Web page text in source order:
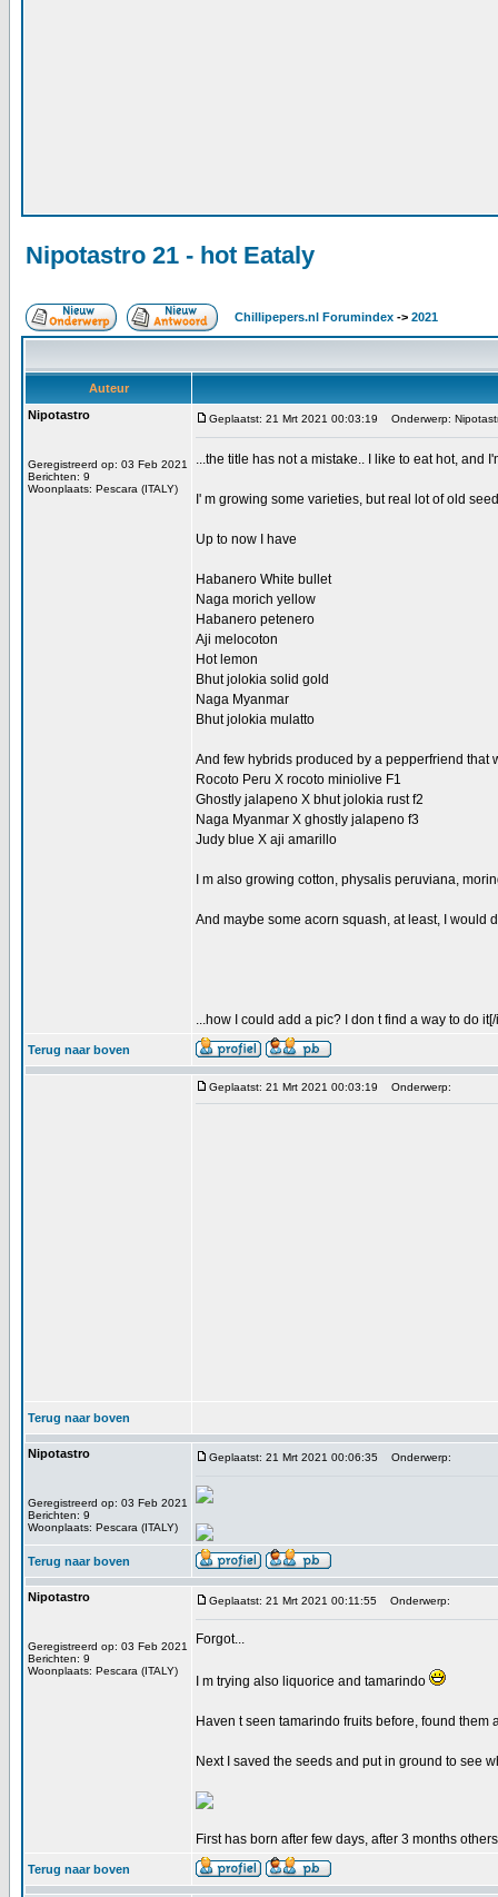
Nipotastro 21 - hot Eataly
Chillipepers.nl Forumindex -> 2021
Auteur
Nipotastro
Geregistreerd op: 03 Feb 2021
Berichten: 9
Woonplaats: Pescara (ITALY)
Geplaatst: 21 Mrt 2021 00:03:19 Onderwerp:
...the title has not a mistake.. I like to eat hot, and
I' m growing some varieties, but real lot of old
Up to now I have
Habanero White bullet
Naga morich yellow
Habanero petenero
Aji melocoton
Hot lemon
Bhut jolokia solid gold
Naga Myanmar
Bhut jolokia mulatto
And few hybrids produced by a pepperfriend that
Rocoto Peru X rocoto miniolive F1
Ghostly jalapeno X bhut jolokia rust f2
Naga Myanmar X ghostly jalapeno f3
Judy blue X aji amarillo
I m also growing cotton, physalis peruviana,
And maybe some acorn squash, at least, I would
...how I could add a pic? I don t find a way to do
Terug naar boven
Geplaatst: 21 Mrt 2021 00:03:19 Onderwerp:
Terug naar boven
Nipotastro
Geregistreerd op: 03 Feb 2021
Berichten: 9
Woonplaats: Pescara (ITALY)
Geplaatst: 21 Mrt 2021 00:06:35 Onderwerp:
Terug naar boven
Nipotastro
Geregistreerd op: 03 Feb 2021
Berichten: 9
Woonplaats: Pescara (ITALY)
Geplaatst: 21 Mrt 2021 00:11:55 Onderwerp:
Forgot...
I m trying also liquorice and tamarindo
Haven t seen tamarindo fruits before, found
Next I saved the seeds and put in ground to see
First has born after few days, after 3 months
Terug naar boven